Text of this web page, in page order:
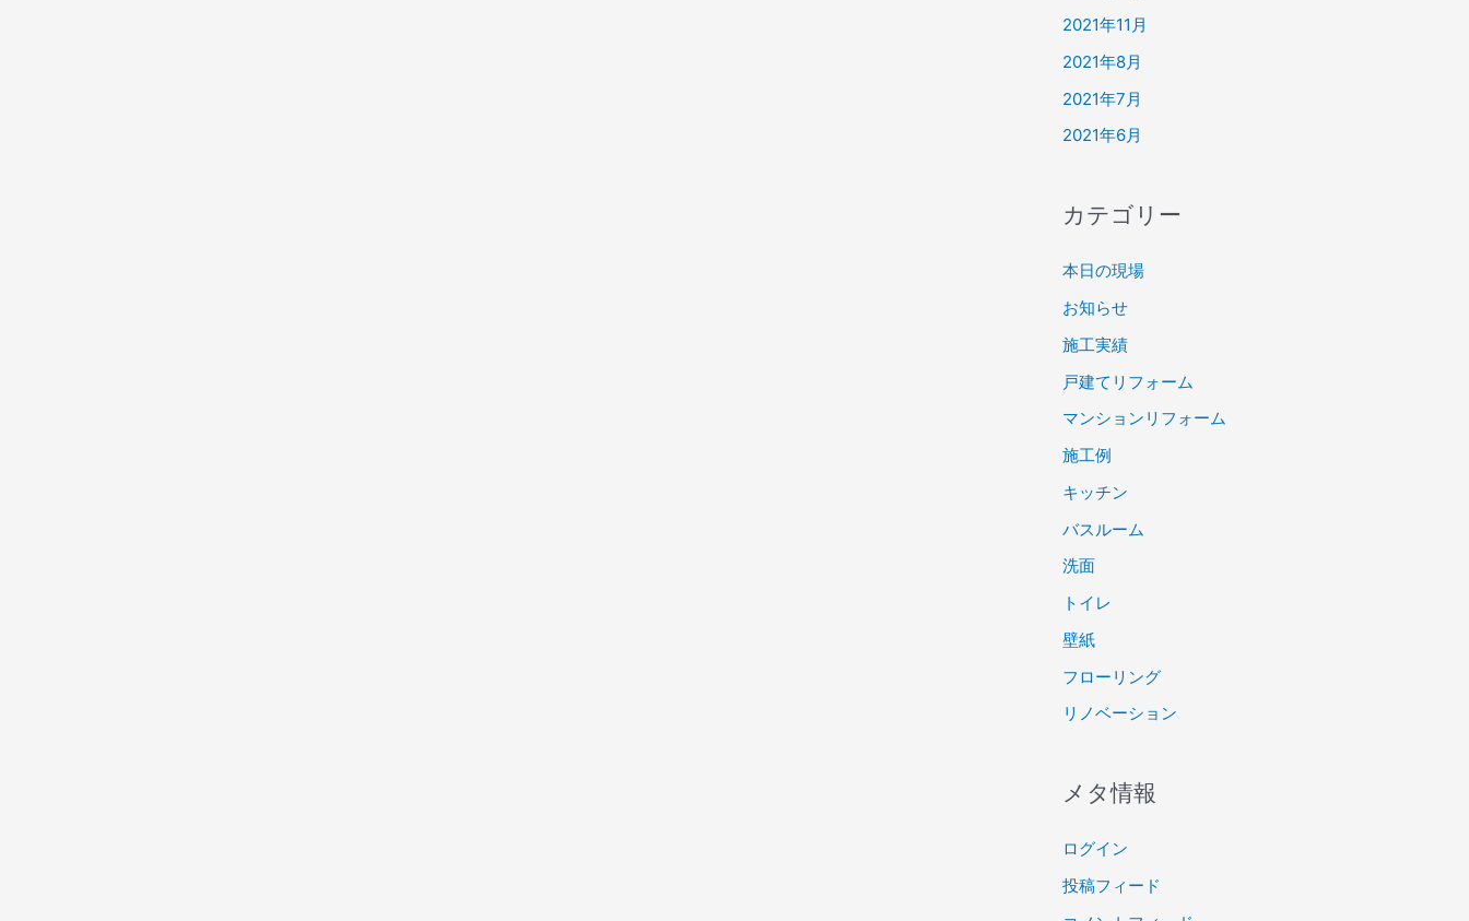
2021年11月
2021年8月
2021年7月
2021年6月
カテゴリー
本日の現場
お知らせ
施工実績
戸建てリフォーム
マンションリフォーム
施工例
キッチン
バスルーム
洗面
トイレ
壁紙
フローリング
リノベーション
メタ情報
ログイン
投稿フィード